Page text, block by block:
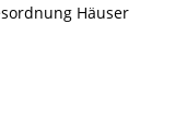
Häuser